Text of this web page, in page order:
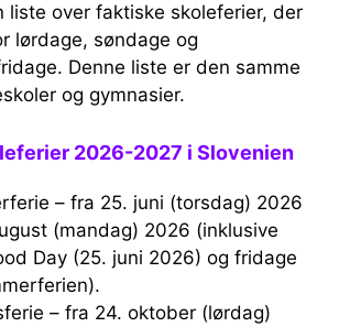
liste over faktiske skoleferier, der
lørdage, søndage og
Denne liste er den samme
og gymnasier.
2026-2027 i Slovenien
(mandag) 2026 (inklusive
Day (25. juni 2026) og fridage